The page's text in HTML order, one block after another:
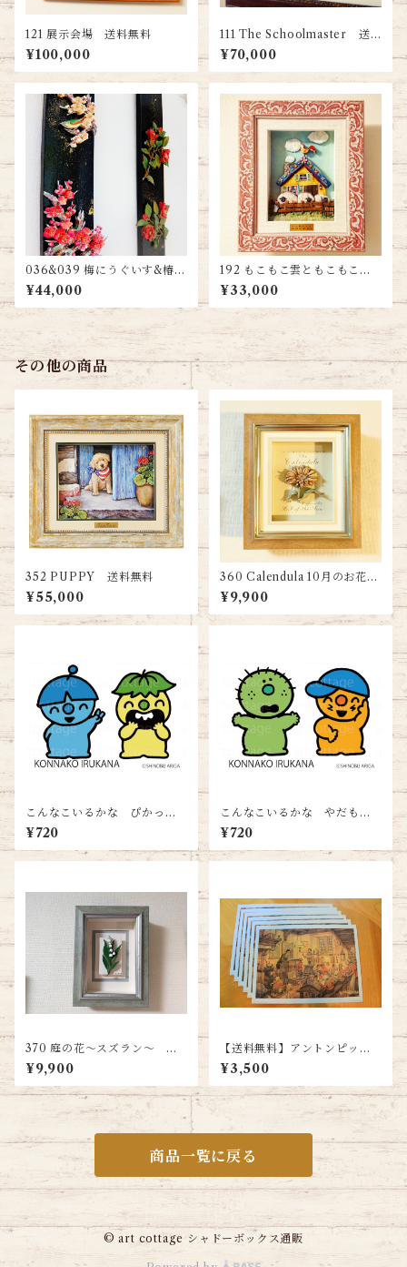
121 展示会場 送料無料
¥100,000
111 The Schoolmaster 送
料無料
¥70,000
036&039 梅にうぐいす&椿
２本セット 送料無料
¥44,000
192 もこもこ雲ともこもこ
羊 送料無料
¥33,000
その他の商品
352 PUPPY 送料無料
¥55,000
360 Calendula 10月のお花
送料無料
¥9,900
こんなこいるかな ぴかっと
＆げらら＜ハガキサイズ＞送
料無料
¥720
こんなこいるかな やだもん
＆ぽっけ＜ハガキサイズ＞送
料無料
¥720
370 庭の花～スズラン～ 送
料無料
¥9,900
【送料無料】アントンピック
寺子屋 シャドーボックス用プ
リント６枚＋カット指示書付
き
¥3,500
商品一覧に戻る
© art cottage シャドーボックス通販